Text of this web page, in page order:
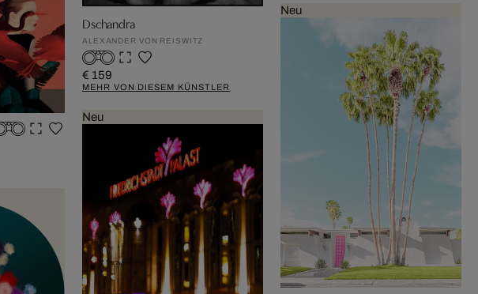
Dschandra
ALEXANDER VON REISWITZ
€ 159
MEHR VON DIESEM KÜNSTLER
Neu
Neu